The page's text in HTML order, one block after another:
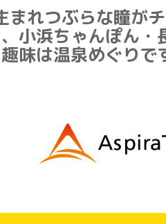
れつぶらな瞳が
小浜ちゃんぽん
味は温泉めぐりで